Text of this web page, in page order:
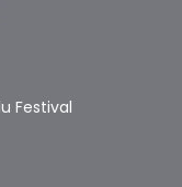
Festival